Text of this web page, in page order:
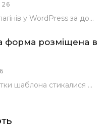
Під час локалізації тем або плагінів у WordPress за допомогою популярного інструменту Loco Translate розробники…
форма розміщена в
Вже кілька разів під час верстки шаблона стикалися з проблемою, коли замість контактної форми, згенерованої…